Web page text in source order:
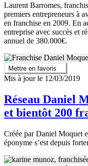
Laurent Barromes,
premiers entrepreneurs à
en franchise en 2009. En
entreprise avec succès et
annuel de 380.000€.
Mettre en favoris
Mis à jour le 12/03/2019
Réseau Daniel
et bientôt 200
Créée par Daniel Moquet
éponyme s’est depuis